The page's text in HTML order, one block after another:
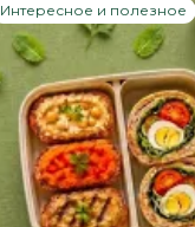
Интересное и полезное